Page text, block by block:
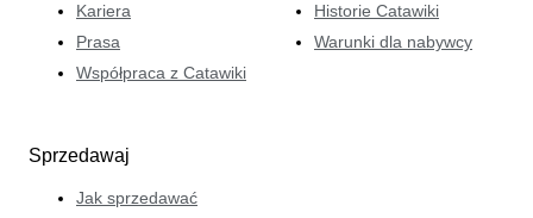
Kariera
Prasa
Współpraca z Catawiki
Historie Catawiki
Warunki dla nabywcy
Sprzedawaj
Jak sprzedawać